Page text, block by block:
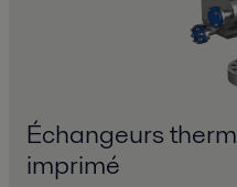
Échangeurs
imprimé